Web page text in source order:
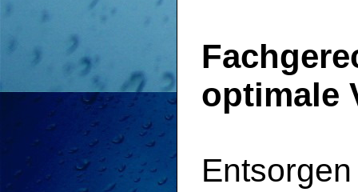
optimale